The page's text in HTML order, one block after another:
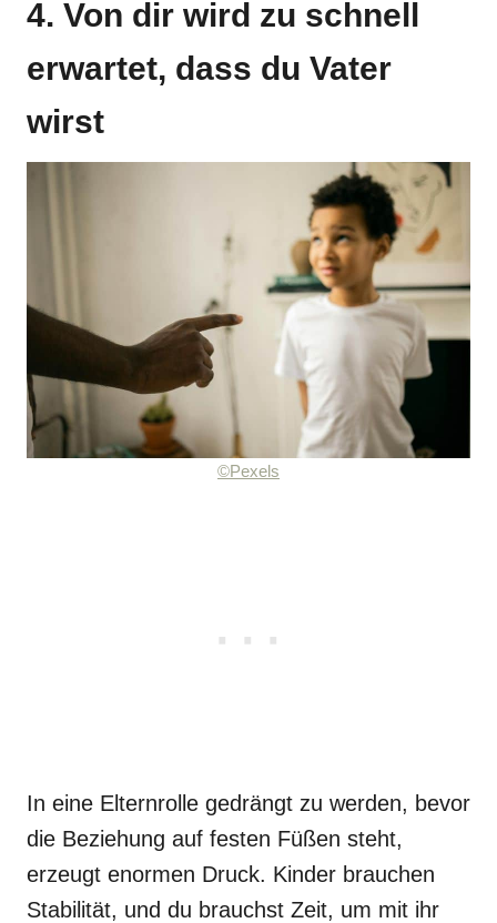
4. Von dir wird zu schnell
erwartet, dass du Vater
wirst
©Pexels
In eine Elternrolle gedrängt zu werden, bevor
die Beziehung auf festen Füßen steht,
erzeugt enormen Druck. Kinder brauchen
Stabilität, und du brauchst Zeit, um mit ihr